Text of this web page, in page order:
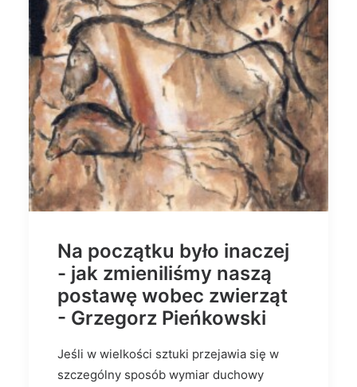
Na początku było inaczej
- jak zmieniliśmy naszą
postawę wobec zwierząt
- Grzegorz Pieńkowski
Jeśli w wielkości sztuki przejawia się w
szczególny sposób wymiar duchowy